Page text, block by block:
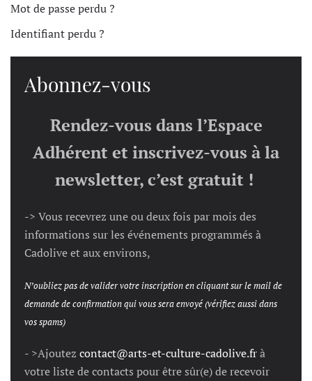
Mot de passe perdu ?
Identifiant perdu ?
Abonnez-vous
Rendez-vous dans l’Espace
Adhérent et inscrivez-vous à la
newsletter, c’est gratuit !
-> Vous recevrez une ou deux fois par mois des
informations sur les événements programmés à
Cadolive et aux environs,
N’oubliez pas de valider votre inscription en cliquant sur le mail de
demande de confirmation qui vous sera envoyé (vérifiez aussi dans
vos spams)
- >Ajoutez contact@arts-et-culture-cadolive.frà
votre liste de contacts pour être sûr(e) de recevoir